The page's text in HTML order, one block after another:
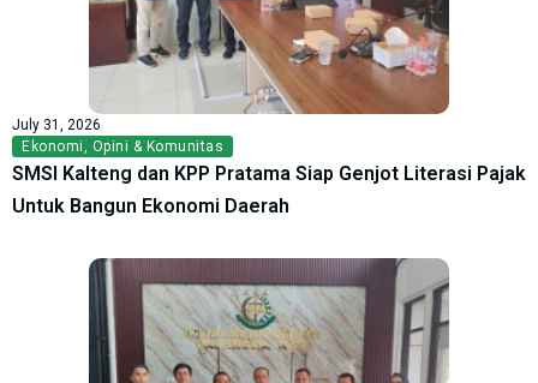
July 31, 2026
Ekonomi, Opini & Komunitas
SMSI Kalteng dan KPP Pratama Siap Genjot Literasi Pajak
Untuk Bangun Ekonomi Daerah